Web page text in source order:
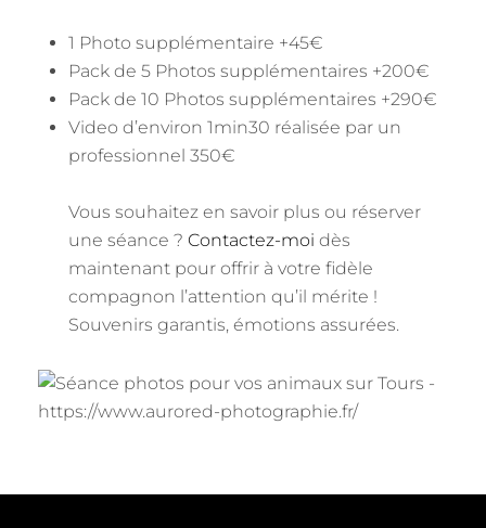
1 Photo supplémentaire +45€
Pack de 5 Photos supplémentaires +200€
Pack de 10 Photos supplémentaires +290€
Video d’environ 1min30 réalisée par un
professionnel 350€
Vous souhaitez en savoir plus ou réserver
une séance ? Contactez-moi dès
maintenant pour offrir à votre fidèle
compagnon l’attention qu’il mérite !
Souvenirs garantis, émotions assurées.